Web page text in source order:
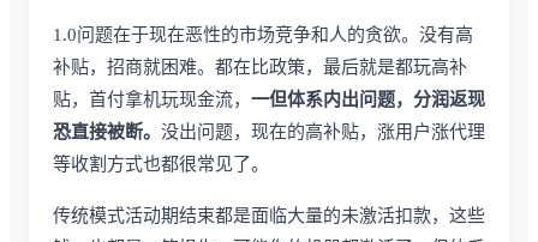
1.0问题在于现在恶性的市场竞争和人的贪欲。没有高
补贴，招商就困难。都在比政策，最后就是都玩高补
贴，首付拿机玩现金流， 一但体系内出问题，分润返现
恐直接被断。 没出问题，现在的高补贴，涨用户涨代理
等收割方式也都很常见了。
传统模式活动期结束都是面临大量的未激活扣款，这些